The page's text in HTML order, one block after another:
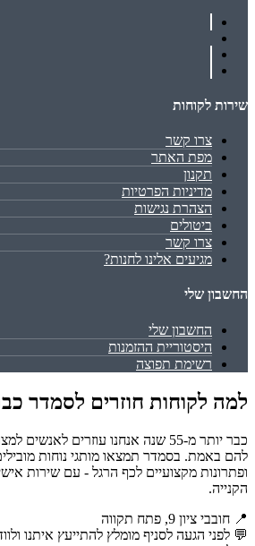
שירות לקוחות
צרו קשר
מפת האתר
תקנון
מדיניות הפרטיות
הצהרת נגישות
ביטולים
צרו קשר
מגיעים אלינו לחנות?
החשבון שלי
החשבון שלי
היסטוריית ההזמנות
רשימת תפוצה
למה לקוחות חוזרים לסמדר כבר 55
כבר יותר מ-55 שנה אנחנו עוזרים
להם באמת. בסמדר תמצאו מותגי נוחות
ופתרונות מקצועיים לכף הרגל - עם שירות
הקנייה.
📍 חובבי ציון 9, פתח תקווה
💬 לפני הגעה לסניף מומלץ להתייעץ איתנו